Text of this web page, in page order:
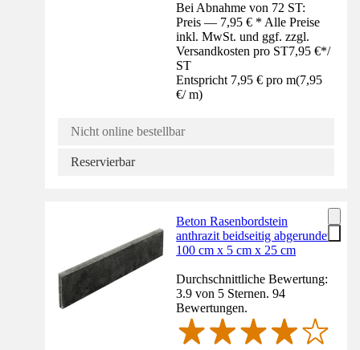
Bei Abnahme von 72 ST:
Preis — 7,95 € * Alle Preise
inkl. MwSt. und ggf. zzgl.
Versandkosten pro ST7,95 €*/
ST
Entspricht 7,95 € pro m(7,95
€/ m)
Nicht online bestellbar
Reservierbar
Beton Rasenbordstein
anthrazit beidseitig abgerundet
100 cm x 5 cm x 25 cm
Durchschnittliche Bewertung:
3.9 von 5 Sternen. 94
Bewertungen.